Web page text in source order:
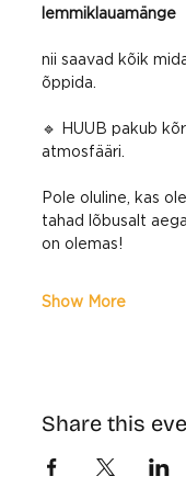
lemmiklauamänge
nii saavad kõik
õppida.
🔹 HUUB pakub
atmosfääri.
Pole oluline, kas
tahad lõbusalt
on olemas!
Show More
Share this